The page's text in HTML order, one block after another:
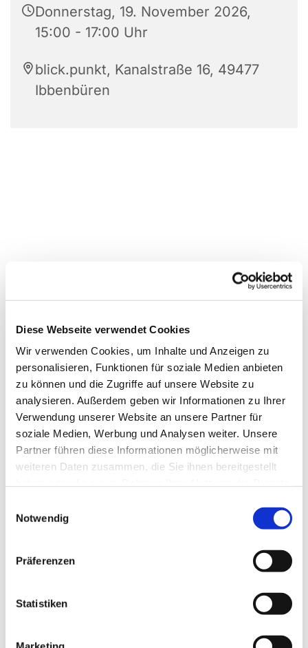
Diese Webseite verwendet Cookies
Wir verwenden Cookies, um Inhalte und Anzeigen zu
personalisieren, Funktionen für soziale Medien anbieten
zu können und die Zugriffe auf unsere Website zu
analysieren. Außerdem geben wir Informationen zu Ihrer
Verwendung unserer Website an unsere Partner für
soziale Medien, Werbung und Analysen weiter. Unsere
Partner führen diese Informationen möglicherweise mit
weiteren Daten zusammen, die Sie ihnen bereitgestellt
Notwendig
Präferenzen
Statistiken
Donnerstag, 19. November 2026,
15:00 - 17:00 Uhr
blick.punkt, Kanalstraße 16, 49477
Ibbenbüren
Dies könnte Sie auch
interessieren